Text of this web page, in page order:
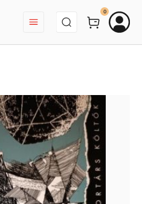
BEJELENTKEZÉS
0